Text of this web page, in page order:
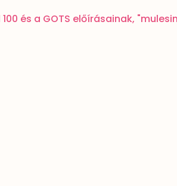
és a GOTS előírásainak,